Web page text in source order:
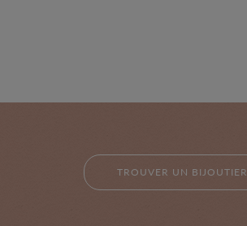
TROUVER UN BIJOUTIER